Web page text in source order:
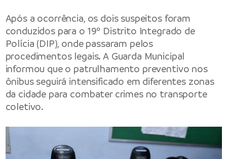
Após a ocorrência, os dois suspeitos foram
conduzidos para o 19º Distrito Integrado de
Polícia (DIP), onde passaram pelos
procedimentos legais. A Guarda Municipal
informou que o patrulhamento preventivo nos
ônibus seguirá intensificado em diferentes zonas
da cidade para combater crimes no transporte
coletivo.